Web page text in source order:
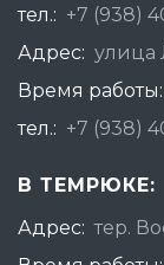
тел.: +7 (938)
Адрес: улица
Время работы:
тел.: +7 (938)
В ТЕМРЮКЕ:
Адрес: тер.